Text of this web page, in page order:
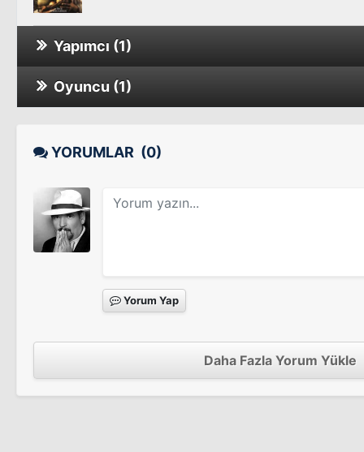
Yapımcı (1)
Sergio and Sergei
Sinema Filmi
Oyuncu (1)
Sinema Filmi
YORUMLAR (0)
Yorum Yap
Daha Fazla Yorum Yükle